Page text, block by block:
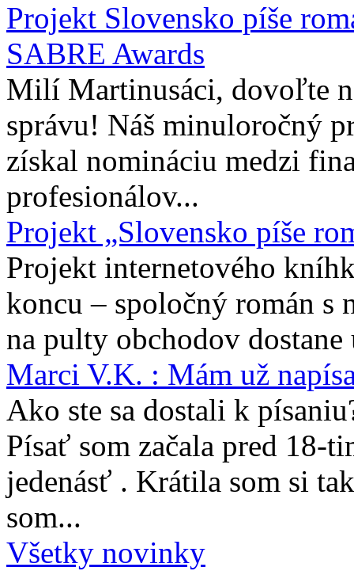
Projekt Slovensko píše
SABRE Awards
Milí Martinusáci, dovoľte
správu! Náš minuloročný
získal nomináciu medzi
profesionálov...
Projekt „Slovensko píše
Projekt internetového
koncu – spoločný román s
na pulty obchodov
Marci V.K. : Mám už
Ako ste sa dostali k
Písať som začala pred 18-
jedenásť . Krátila som si
som...
Všetky novinky